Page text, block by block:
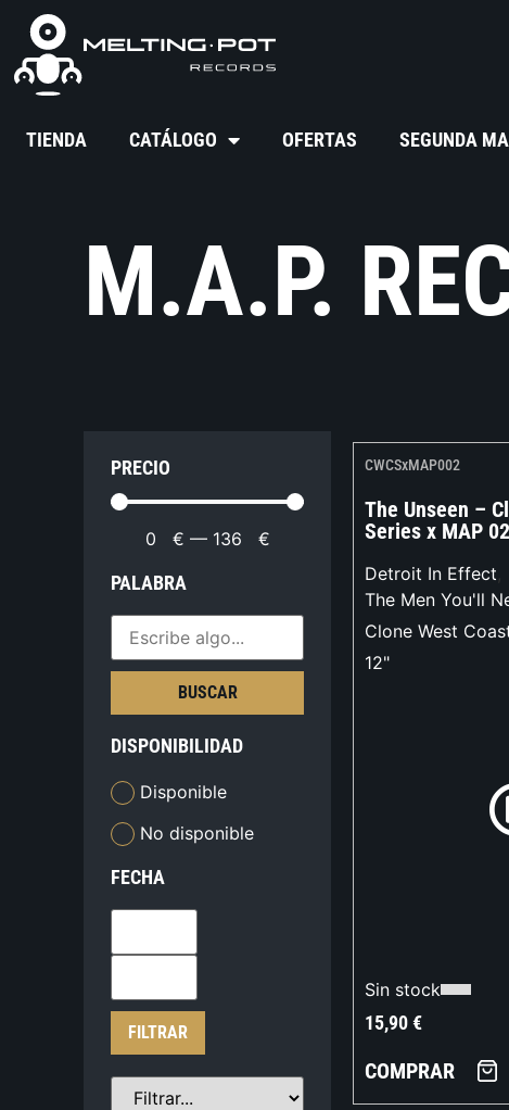
TIENDA CATÁLOGO OFERTAS SEGUNDA
M.A.P.
PRECIO
0 € — 136 €
PALABRA
BUSCAR
DISPONIBILIDAD
Disponible
No disponible
FECHA
FILTRAR
CWCSxMAP002
The Unseen –
Series x MAP 02
Detroit In Effect,
The Men You'll
Clone West
12"
Sin stock
15,90€
COMPRAR